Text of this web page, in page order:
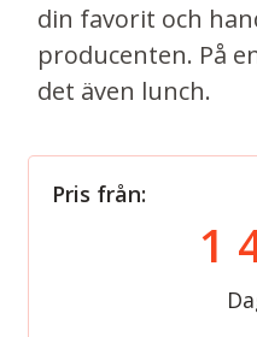
din favorit och
producenten. På
det även lunch.
Pris från:
1